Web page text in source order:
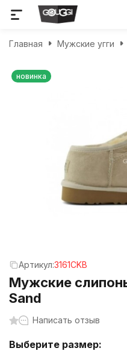
Главная Мужские угги
новинка
Артикул:3161CKB
Мужские
Sand
Написать отзыв
Выберите размер: